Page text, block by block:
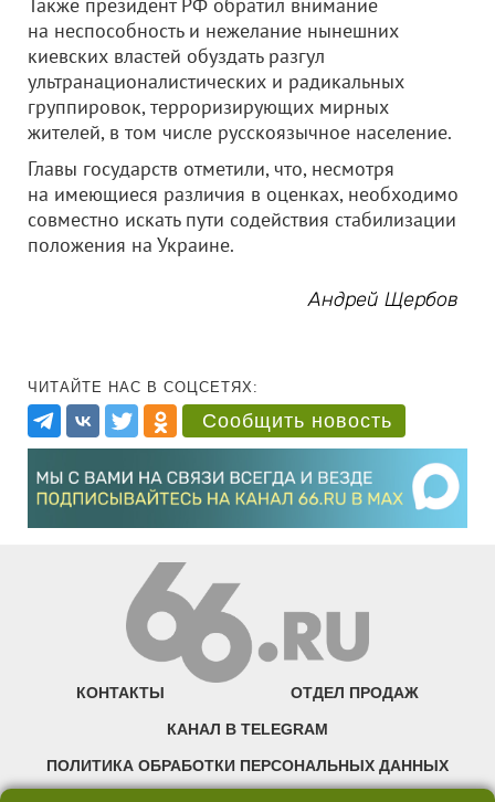
на неспособность и нежелание нынешних
киевских властей обуздать разгул
ультранационалистических и радикальных
группировок, терроризирующих мирных
жителей, в том числе русскоязычное население.
Главы государств отметили, что, несмотря
на имеющиеся различия в оценках, необходимо
совместно искать пути содействия стабилизации
положения на Украине.
Андрей Щербов
ЧИТАЙТЕ НАС В СОЦСЕТЯХ:
Сообщить новость
КОНТАКТЫ ОТДЕЛ ПРОДАЖ
КАНАЛ В TELEGRAM
ПОЛИТИКА ОБРАБОТКИ ПЕРСОНАЛЬНЫХ ДАННЫХ